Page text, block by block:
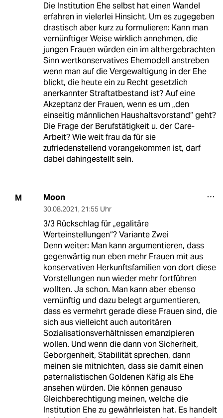
Die Institution Ehe selbst hat einen Wandel
erfahren in vielerlei Hinsicht. Um es zugegeben
drastisch aber kurz zu formulieren: Kann man
vernünftiger Weise wirklich annehmen, die
jungen Frauen würden ein im althergebrachten
Sinn wertkonservatives Ehemodell anstreben
wenn man auf die Vergewaltigung in der Ehe
blickt, die heute ein zu Recht gesetzlich
anerkannter Straftatbestand ist? Auf eine
Akzeptanz der Frauen, wenn es um „den
einseitig männlichen Haushaltsvorstand“ geht?
Die Frage der Berufstätigkeit u. der Care-
Arbeit? Wie weit frau da für sie
zufriedenstellend vorangekommen ist, darf
dabei dahingestellt sein.
M Moon
30.08.2021, 21:55 Uhr
3/3 Rückschlag für „egalitäre
Werteinstellungen“? Variante Zwei
Denn weiter: Man kann argumentieren, dass
gegenwärtig nun eben mehr Frauen mit aus
konservativen Herkunftsfamilien von dort diese
Vorstellungen nun wieder mehr fortführen
wollten. Ja schon. Man kann aber ebenso
vernünftig und dazu belegt argumentieren,
dass es vermehrt gerade diese Frauen sind, die
sich aus vielleicht auch autoritären
Sozialisationsverhältnissen emanzipieren
wollen. Und wenn die dann von Sicherheit,
Geborgenheit, Stabilität sprechen, dann
meinen sie mitnichten, dass sie damit einen
paternalistischen Goldenen Käfig als Ehe
ansehen würden. Die können genauso
Gleichberechtigung meinen, welche die
Institution Ehe zu gewährleisten hat. Es handelt